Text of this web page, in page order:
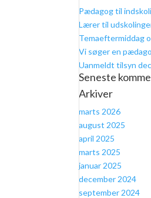
Pædagog til
Lærer til
Temaeftermiddag
Vi søger en
Uanmeldt tilsyn
Seneste
Arkiver
marts 2026
august 2025
april 2025
marts 2025
januar 2025
december 2024
september 2024